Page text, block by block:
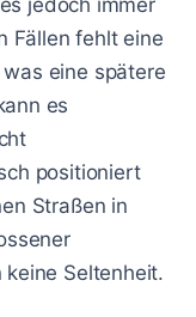
jedoch immer
Fällen fehlt eine
eine spätere
es
positioniert
Straßen in
Seltenheit.